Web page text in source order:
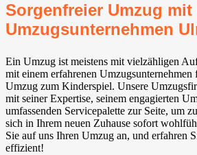
Sorgenfreier Umzug mit
Umzugsunternehmen
Ein Umzug ist meistens mit vielzähligen
mit einem erfahrenen
Umzug zum Kinderspiel. Unsere
mit seiner Expertise, seinem engagierten
umfassenden Servicepalette zur Seite, um
sich in Ihrem neuen Zuhause sofort
Sie auf uns Ihren Umzug an, und erfahren
effizient!